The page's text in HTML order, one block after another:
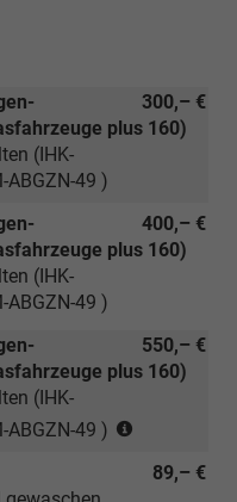
300,– €
plus 160)
(IHK-
ABGZN-49 )
400,– €
plus 160)
(IHK-
ABGZN-49 )
550,– €
plus 160)
(IHK-
ABGZN-49 )
Neuwagen)
89,– €